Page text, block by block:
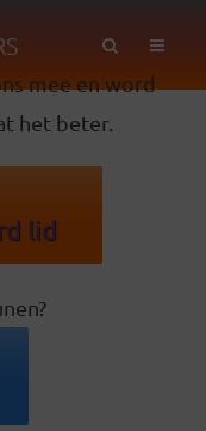
mee en word
het beter.
lid